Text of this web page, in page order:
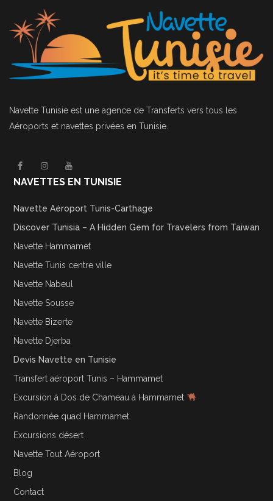
Navette Tunisie est une agence de Transferts vers tous les
Aéroports et navettes privées en Tunisie.
NAVETTES EN TUNISIE
Navette Aéroport Tunis-Carthage
Discover Tunisia – A Hidden Gem for Travelers from Taiwan
Navette Hammamet
Navette Tunis centre ville
Navette Nabeul
Navette Sousse
Navette Bizerte
Navette Djerba
Devis Navette en Tunisie
Transfert aéroport Tunis – Hammamet
Excursion à Dos de Chameau à Hammamet
Randonnée quad Hammamet
Excursions désert
Navette Tout Aéroport
Blog
Contact